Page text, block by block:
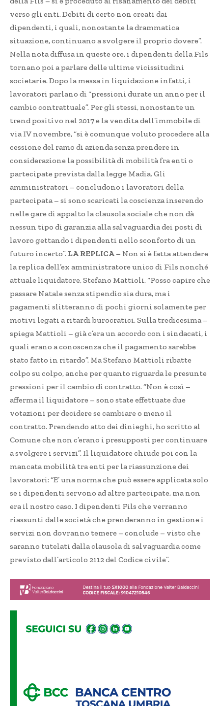
verso gli enti. Debiti di certo non creati dai
dipendenti, i quali, nonostante la drammatica
situazione, continuano a svolgere il proprio dovere”.
Nella nota diffusa in queste ore, i dipendenti della Fils
tornano poi a parlare delle ultime vicissitudini
societarie. Dopo la messa in liquidazione infatti, i
lavoratori parlano di “pressioni durate un anno per il
cambio contrattuale”. Per gli stessi, nonostante un
trend positivo nel 2017 e la vendita dell’immobile di
via IV novembre, “si è comunque voluto procedere alla
cessione del ramo di azienda senza prendere in
considerazione la possibilità di mobilità fra enti o
partecipate prevista dalla legge Madia. Gli
amministratori – concludono i lavoratori della
partecipata – si sono scaricati la coscienza inserendo
nelle gare di appalto la clausola sociale che non dà
nessun tipo di garanzia alla salvaguardia dei posti di
lavoro gettando i dipendenti nello sconforto di un
futuro incerto”. LA REPLICA – Non si è fatta attendere
la replica dell’ex amministratore unico di Fils nonché
attuale liquidatore, Stefano Mattioli. “Posso capire che
passare Natale senza stipendio sia dura, ma i
pagamenti slitteranno di pochi giorni solamente per
motivi legati a ritardi burocratici. Sulla tredicesima –
spiega Mattioli – già c’era un accordo con i sindacati, i
quali erano a conoscenza che il pagamento sarebbe
stato fatto in ritardo”. Ma Stefano Mattioli ribatte
colpo su colpo, anche per quanto riguarda le presunte
pressioni per il cambio di contratto. “Non è così –
afferma il liquidatore – sono state effettuate due
votazioni per decidere se cambiare o meno il
contratto. Prendendo atto dei dinieghi, ho scritto al
Comune che non c’erano i presupposti per continuare
a svolgere i servizi”. Il liquidatore chiude poi con la
mancata mobilità tra enti per la riassunzione dei
lavoratori: “E’ una norma che può essere applicata solo
se i dipendenti servono ad altre partecipate, ma non
era il nostro caso. I dipendenti Fils che verranno
riassunti dalle società che prenderanno in gestione i
servizi non dovranno temere – conclude – visto che
saranno tutelati dalla clausola di salvaguardia come
previsto dall’articolo 2112 del Codice civile”.